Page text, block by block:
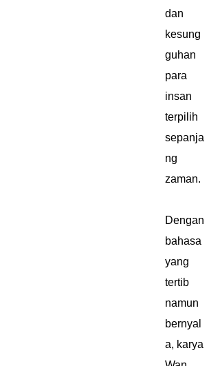
dan
kesung
guhan
para
insan
terpilih
sepanja
ng
zaman.
Dengan
bahasa
yang
tertib
namun
bernyal
a, karya